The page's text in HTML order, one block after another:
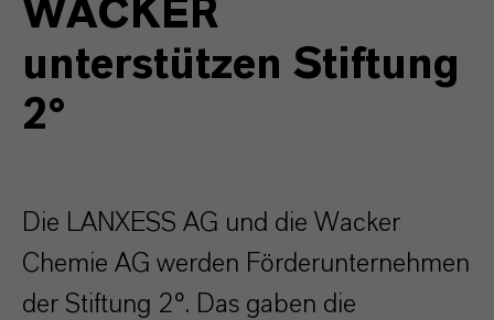
WACKER
unterstützen Stiftung
2°
Die LANXESS AG und die Wacker
Chemie AG werden Förderunternehmen
der Stiftung 2°. Das gaben die